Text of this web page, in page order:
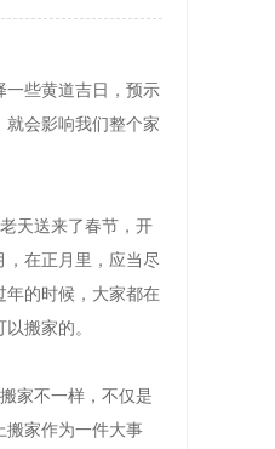
些黄道吉日，预示
会影响我们整个家
天送来了春节，开
在正月里，应当尽
的时候，大家都在
搬家的。
家不一样，不仅是
搬家作为一件大事